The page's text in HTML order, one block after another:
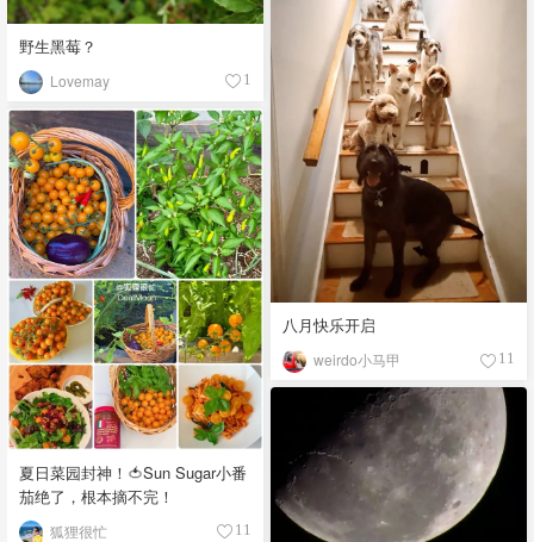
野生黑莓？
Lovemay 1
八月快乐开启
weirdo小马甲 11
夏日菜园封神！🍅Sun Sugar小番
茄绝了，根本摘不完！
狐狸很忙 11